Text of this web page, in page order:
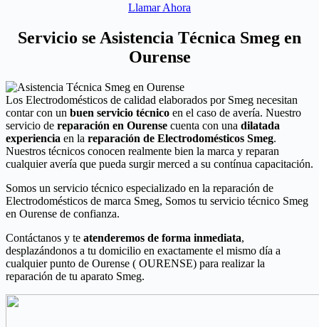
Llamar Ahora
Servicio se Asistencia Técnica Smeg en
Ourense
Los Electrodomésticos de calidad elaborados por Smeg necesitan
contar con un buen servicio técnico en el caso de avería. Nuestro
servicio de reparación en Ourense cuenta con una dilatada
experiencia en la reparación de Electrodomésticos Smeg.
Nuestros técnicos conocen realmente bien la marca y reparan
cualquier avería que pueda surgir merced a su contínua capacitación.
Somos un servicio técnico especializado en la reparación de
Electrodomésticos de marca Smeg, Somos tu servicio técnico Smeg
en Ourense de confianza.
Contáctanos y te atenderemos de forma inmediata,
desplazándonos a tu domicilio en exactamente el mismo día a
cualquier punto de Ourense ( OURENSE) para realizar la
reparación de tu aparato Smeg.